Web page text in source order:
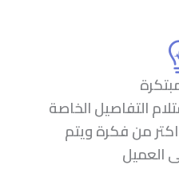
التفاصيل الخاصة
من فكرة ويتم
العميل